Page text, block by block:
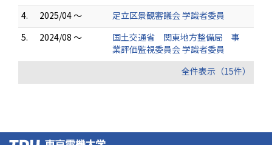
4.
2025/04 ～
足立区景観審議会 学識者委員
5.
2024/08 ～
国土交通省 関東地方整備局 事
業評価監視委員会 学識者委員
全件表示（15件）